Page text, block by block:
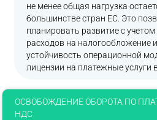
не менее общая нагрузка
большинстве стран ЕС. Это
планировать развитие с
расходов на налогообложение
устойчивость операционной
лицензии на платежные услуги
ОСВОБОЖДЕНИЕ ОБОРОТА ПО
НДС